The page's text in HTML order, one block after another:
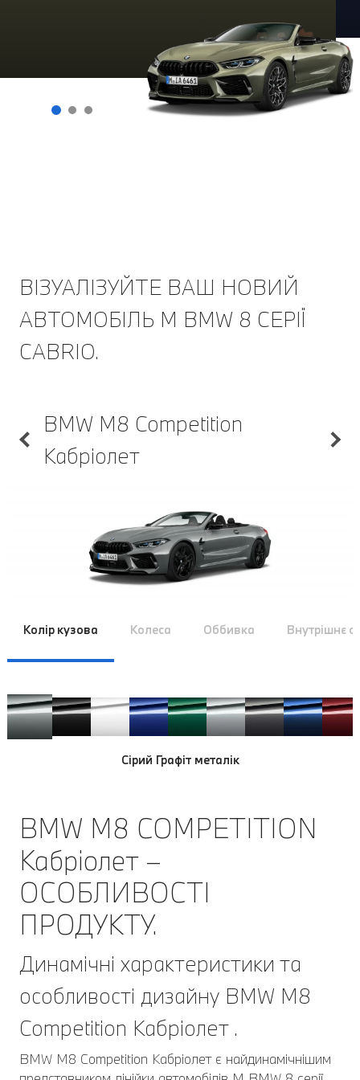
ВІЗУАЛІЗУЙТЕ ВАШ НОВИЙ
АВТОМОБІЛЬ M BMW 8 СЕРІЇ
CABRIO.
BMW M8 Competition
Кабріолет
Колір кузова Колеса Оббивка Внутрішнє
Сірий Графіт металік
Білосніжний
Білосніжний
BMW M8 COMPETITION
Кабріолет –
ОСОБЛИВОСТІ
ПРОДУКТУ.
Динамічні характеристики та
особливості дизайну BMW M8
Competition Кабріолет .
BMW M8 Competition Кабріолет є найдинамічнішим